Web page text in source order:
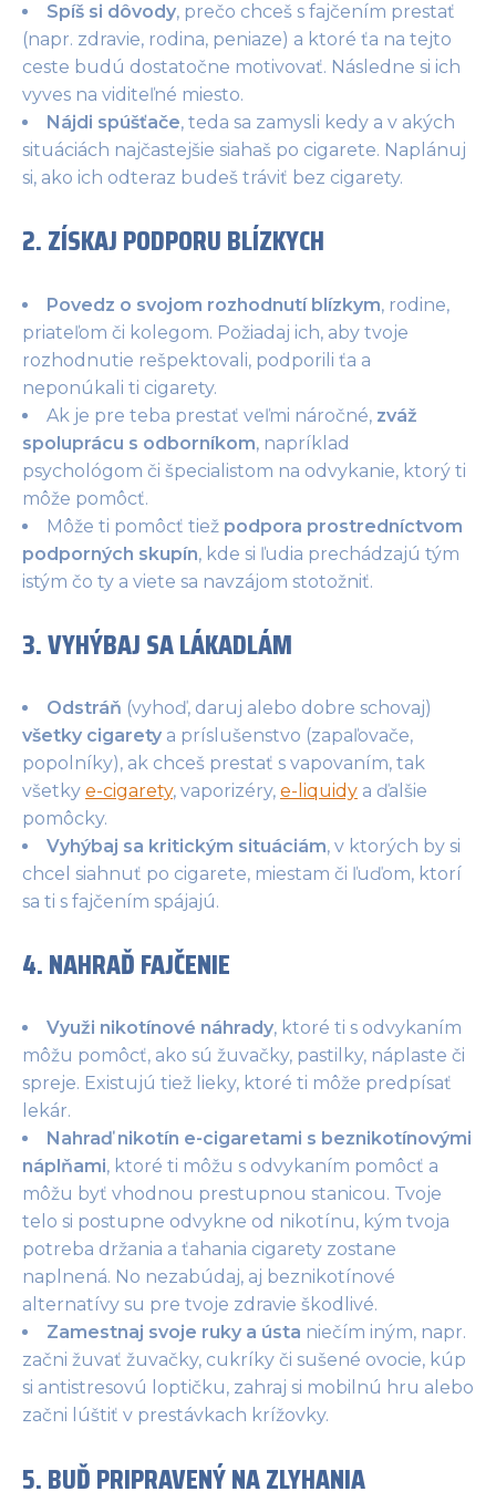
Spíš si dôvody, prečo chceš s fajčením prestať
(napr. zdravie, rodina, peniaze) a ktoré ťa na tejto
ceste budú dostatočne motivovať. Následne si ich
vyves na viditeľné miesto.
Nájdi spúšťače, teda sa zamysli kedy a v akých
situáciách najčastejšie siahaš po cigarete. Naplánuj
si, ako ich odteraz budeš tráviť bez cigarety.
2. ZÍSKAJ PODPORU BLÍZKYCH
Povedz o svojom rozhodnutí blízkym, rodine,
priateľom či kolegom. Požiadaj ich, aby tvoje
rozhodnutie rešpektovali, podporili ťa a
neponúkali ti cigarety.
Ak je pre teba prestať veľmi náročné, zváž
spoluprácu s odborníkom, napríklad
psychológom či špecialistom na odvykanie, ktorý ti
môže pomôcť.
Môže ti pomôcť tiež podpora prostredníctvom
podporných skupín, kde si ľudia prechádzajú tým
istým čo ty a viete sa navzájom stotožniť.
3. VYHÝBAJ SA LÁKADLÁM
Odstráň (vyhoď, daruj alebo dobre schovaj)
všetky cigarety a príslušenstvo (zapaľovače,
popolníky), ak chceš prestať s vapovaním, tak
všetky e-cigarety, vaporizéry, e-liquidy a ďalšie
pomôcky.
Vyhýbaj sa kritickým situáciám, v ktorých by si
chcel siahnuť po cigarete, miestam či ľuďom, ktorí
sa ti s fajčením spájajú.
4. NAHRAĎ FAJČENIE
Využi nikotínové náhrady, ktoré ti s odvykaním
môžu pomôcť, ako sú žuvačky, pastilky, náplaste či
spreje. Existujú tiež lieky, ktoré ti môže predpísať
lekár.
Nahraď nikotín e-cigaretami s beznikotínovými
náplňami, ktoré ti môžu s odvykaním pomôcť a
môžu byť vhodnou prestupnou stanicou. Tvoje
telo si postupne odvykne od nikotínu, kým tvoja
potreba držania a ťahania cigarety zostane
naplnená. No nezabúdaj, aj beznikotínové
alternatívy su pre tvoje zdravie škodlivé.
Zamestnaj svoje ruky a ústa niečím iným, napr.
začni žuvať žuvačky, cukríky či sušené ovocie, kúp
si antistresovú loptičku, zahraj si mobilnú hru alebo
začni lúštiť v prestávkach krížovky.
5. BUĎ PRIPRAVENÝ NA ZLYHANIA